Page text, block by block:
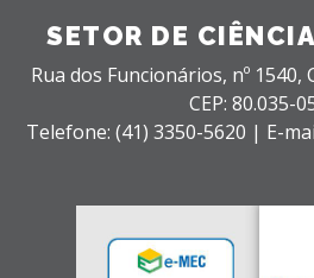
SETOR DE
Rua dos Funcionários, nº 1540,
CEP: 80.035-
Telefone: (41) 3350-5620 | E-